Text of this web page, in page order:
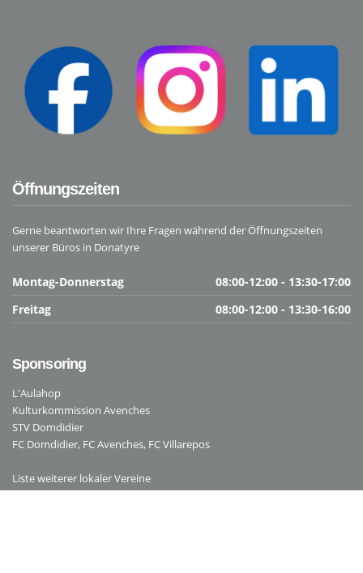
Öffnungszeiten
Gerne beantworten wir Ihre Fragen während der Öffnungszeiten
unserer Büros in Donatyre
Montag-Donnerstag
08:00-12:00 - 13:30-17:00
Freitag
08:00-12:00 - 13:30-16:00
Sponsoring
L'Aulahop
Kulturkommission Avenches
STV Domdidier
FC Domdidier, FC Avenches, FC Villarepos
Liste weiterer lokaler Vereine